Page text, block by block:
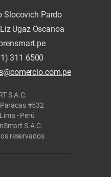
Slocovich Pardo
Ugaz Oscanoa
311 6500
S.A.C.
#532
- Perú
S.A.C.
reservados